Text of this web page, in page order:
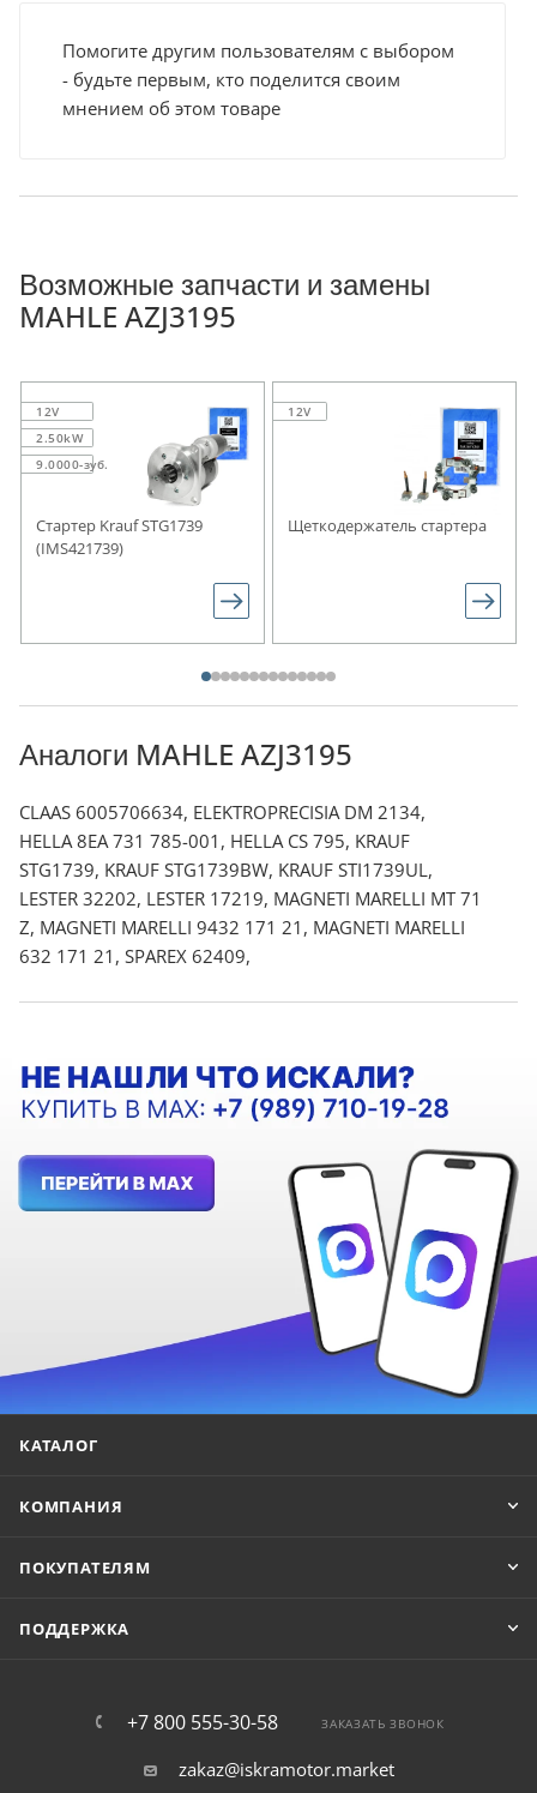
Помогите другим пользователям с выбором
- будьте первым, кто поделится своим
мнением об этом товаре
Возможные запчасти и замены
MAHLE AZJ3195
12V
2.50kW
9.0000-зуб.
Стартер Krauf STG1739
(IMS421739)
12V
Щеткодержатель стартера
Аналоги MAHLE AZJ3195
CLAAS 6005706634, ELEKTROPRECISIA DM 2134,
HELLA 8EA 731 785-001, HELLA CS 795, KRAUF
STG1739, KRAUF STG1739BW, KRAUF STI1739UL,
LESTER 32202, LESTER 17219, MAGNETI MARELLI MT 71
Z, MAGNETI MARELLI 9432 171 21, MAGNETI MARELLI
632 171 21, SPAREX 62409,
КАТАЛОГ
КОМПАНИЯ
ПОКУПАТЕЛЯМ
ПОДДЕРЖКА
+7 800 555-30-58 ЗАКАЗАТЬ ЗВОНОК
zakaz@iskramotor.market